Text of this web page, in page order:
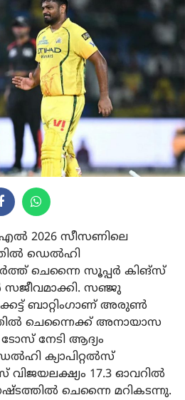
2026 സീസണിലെ
ഡെൽഹി
ചെന്നൈ സൂപ്പർ കിങ്സ്
സജീവമാക്കി. സഞ്ജു
ബാറ്റിംഗാണ് അരുൺ
ചെന്നൈക്ക് അനായാസ
ടോസ് നേടി ആദ്യം
ക്യാപിറ്റൽസ്
17.3 ഓവറിൽ
ചെന്നൈ മറികടന്നു.